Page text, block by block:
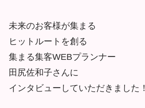
未来のお客様が集まる
ヒットルートを創る
集まる集客WEBプランナー
田尻佐和子さんに
インタビューしていただきました！